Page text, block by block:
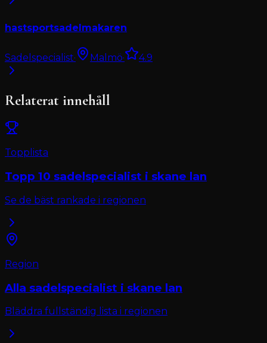
hastsportsadelmakaren
Sadelspecialist· Malmö· 4.9
Relaterat innehåll
Topplista
Topp 10 sadelspecialist i skane lan
Se de bäst rankade i regionen
Region
Alla sadelspecialist i skane lan
Bläddra fullständig lista i regionen